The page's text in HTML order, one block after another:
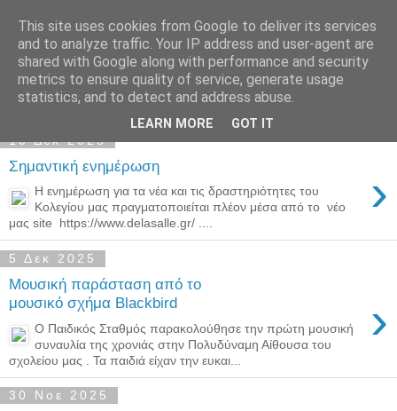
Παιδικός Σταθμός-
Νηπιαγωγείο "ΔΕΛΑΣΑΛ"
10 Δεκ 2025
Σημαντική ενημέρωση ›
Η ενημέρωση για τα νέα και τις δραστηριότητες του
Κολεγίου μας πραγματοποιείται πλέον μέσα από το νέο
μας site https://www.delasalle.gr/ ....
5 Δεκ 2025
Μουσική παράσταση από το
μουσικό σχήμα Blackbird
›
Ο Παιδικός Σταθμός παρακολούθησε την πρώτη μουσική
συναυλία της χρονιάς στην Πολυδύναμη Αίθουσα του
σχολείου μας . Τα παιδιά είχαν την ευκαι...
30 Νοε 2025
This site uses cookies from Google to deliver its services
and to analyze traffic. Your IP address and user-agent are
shared with Google along with performance and security
metrics to ensure quality of service, generate usage
statistics, and to detect and address abuse.
LEARN MORE GOT IT